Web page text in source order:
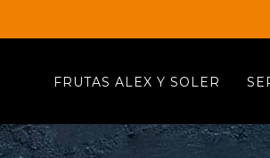
FRUTAS ALEX Y SOLER